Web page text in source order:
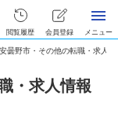
閲覧履歴 会員登録 メニュー
曇野市・その他の転職・求人情
・求人情報